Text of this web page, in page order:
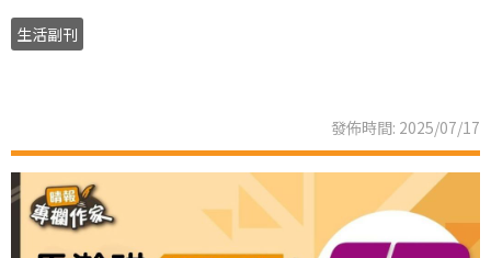
生活副刊
發佈時間: 2025/07/17